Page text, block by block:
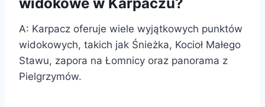
A: Karpacz oferuje wiele wyjątkowych punktów
widokowych, takich jak Śnieżka, Kocioł Małego
Stawu, zapora na Łomnicy oraz panorama z
Pielgrzymów.